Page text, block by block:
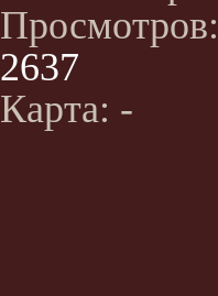
2637
Карта: -